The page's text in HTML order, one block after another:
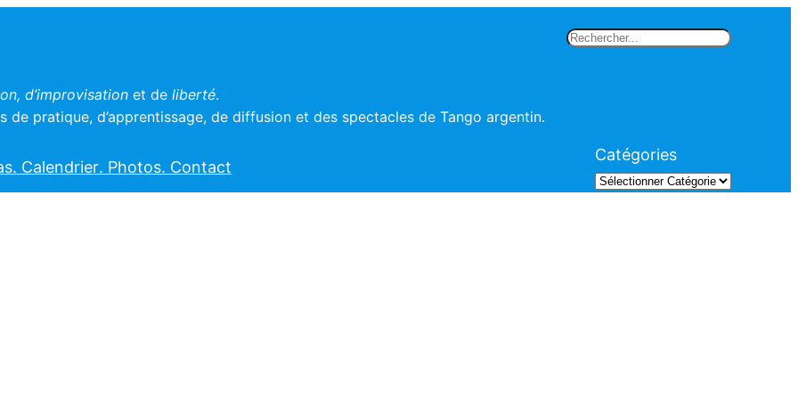
Rechercher
d’improvisation et deliberté.
de pratique, d’apprentissage, de diffusion et des spectacles de Tango argentin.
. Calendrier. Photos. Contact
Catégories